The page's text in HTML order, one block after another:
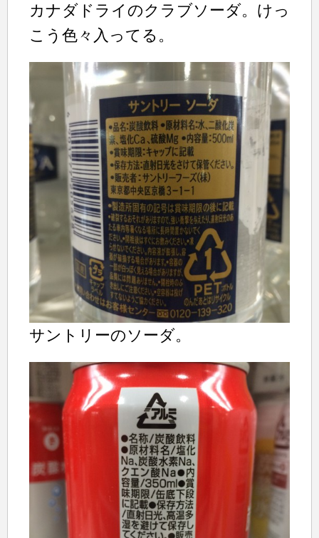
カナダドライのクラブソーダ。けっ
こう色々入ってる。
サントリーのソーダ。